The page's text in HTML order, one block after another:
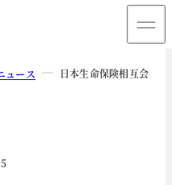
ュース 日本生命保険相互会社